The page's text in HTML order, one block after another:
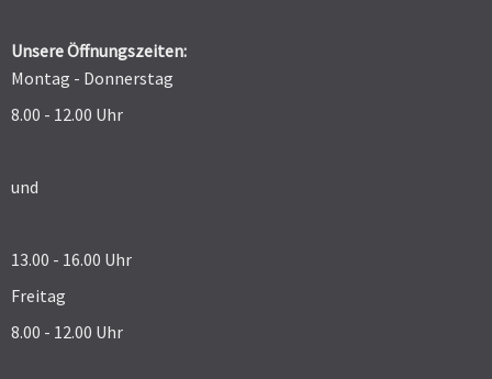
Unsere Öffnungszeiten:
Montag - Donnerstag
8.00 - 12.00 Uhr
und
13.00 - 16.00 Uhr
Freitag
8.00 - 12.00 Uhr